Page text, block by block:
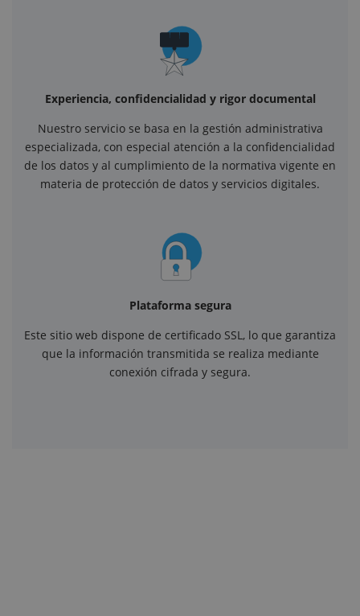
Experiencia, confidencialidad y rigor documental
Nuestro servicio se basa en la gestión administrativa
especializada, con especial atención a la confidencialidad
de los datos y al cumplimiento de la normativa vigente en
materia de protección de datos y servicios digitales.
Plataforma segura
Este sitio web dispone de certificado SSL, lo que garantiza
que la información transmitida se realiza mediante
conexión cifrada y segura.